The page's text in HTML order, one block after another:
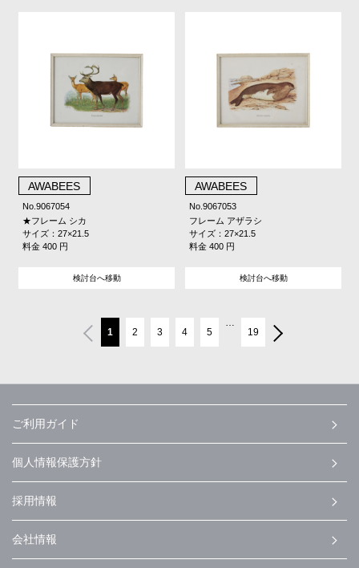
AWABEES
No.9067054
★フレーム シカ
サイズ：27×21.5
料金 400 円
検討台へ移動
AWABEES
No.9067053
フレーム アザラシ
サイズ：27×21.5
料金 400 円
検討台へ移動
1 2 3 4 5
…
19
ご利用ガイド
個人情報保護方針
採用情報
会社情報